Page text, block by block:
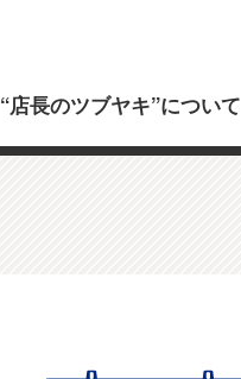
“店長のツブヤキ”について